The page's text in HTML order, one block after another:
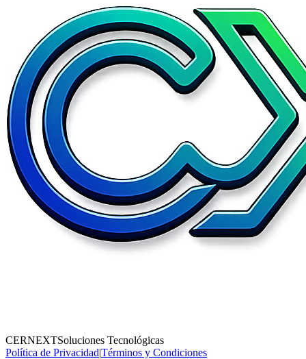
CERNEXTSoluciones Tecnológicas
Política de Privacidad|Términos y Condiciones